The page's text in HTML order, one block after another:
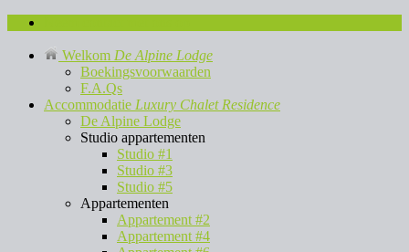
Welkom De Alpine Lodge
Boekingsvoorwaarden
F.A.Qs
Accommodatie Luxury Chalet Residence
De Alpine Lodge
Studio appartementen
Studio #1
Studio #3
Studio #5
Appartementen
Appartement #2
Appartement #4